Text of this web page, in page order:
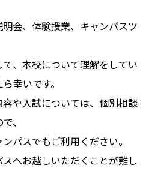
会、体験授業、キャンパスツ
、本校について理解をしてい
幸いです。
や入試については、個別相談
、
パスでもご利用ください。
へお越しいただくことが難し